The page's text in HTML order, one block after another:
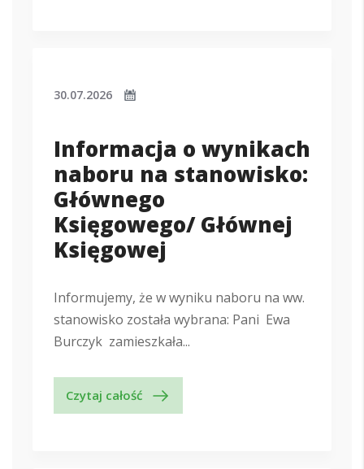
30.07.2026
Informacja o wynikach
naboru na stanowisko:
Głównego
Księgowego/ Głównej
Księgowej
Informujemy, że w wyniku naboru na ww.
stanowisko została wybrana: Pani Ewa
Burczyk zamieszkała...
Czytaj całość